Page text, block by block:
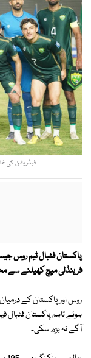
فیڈریشن کی
پاکستان فٹبال ٹیم
فرینڈلی میچ کھیلنے سے
روس اور پاکستان کے
ہوئے تاہم پاکستان
آگے نہ بڑھ سکی۔